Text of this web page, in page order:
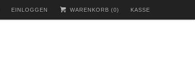
EINLOGGEN WARENKORB (0) KASSE